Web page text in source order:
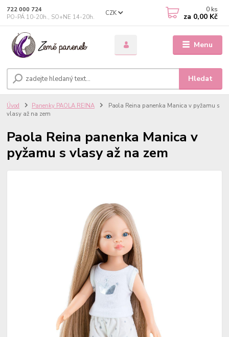
Menu
CZK
Hledat
722 000 724
PO-PÁ 10-20h., SO+NE 14-20h.
0 ks
za 0,00 Kč
Úvod Panenky PAOLA REINA
Paola Reina panenka Manica v pyžamu s
vlasy až na zem
Paola Reina panenka Manica v
pyžamu s vlasy až na zem